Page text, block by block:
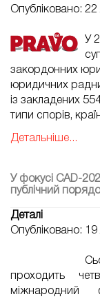
Опубліковано:
У
закордонних
юридичних
із закладених
типи спорів,
Детальніше...
У фокусі CAD-
публічний
Деталі
Опубліковано:
проходить
міжнародний